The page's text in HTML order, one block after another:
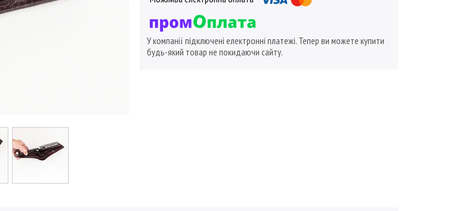
У компанії підключені електронні платежі. Тепер ви можете купити
будь-який товар не покидаючи сайту.